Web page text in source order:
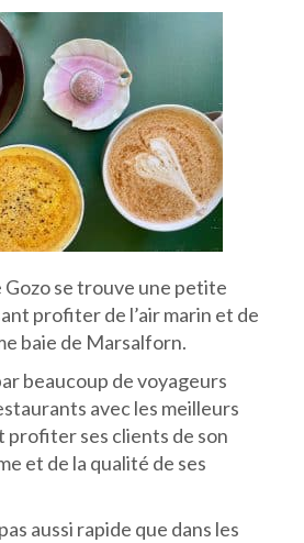
Gozo se trouve une petite
profiter de l’air marin et de
baie de Marsalforn.
beaucoup de voyageurs
avec les meilleurs
profiter ses clients de son
et de la qualité de ses
aussi rapide que dans les